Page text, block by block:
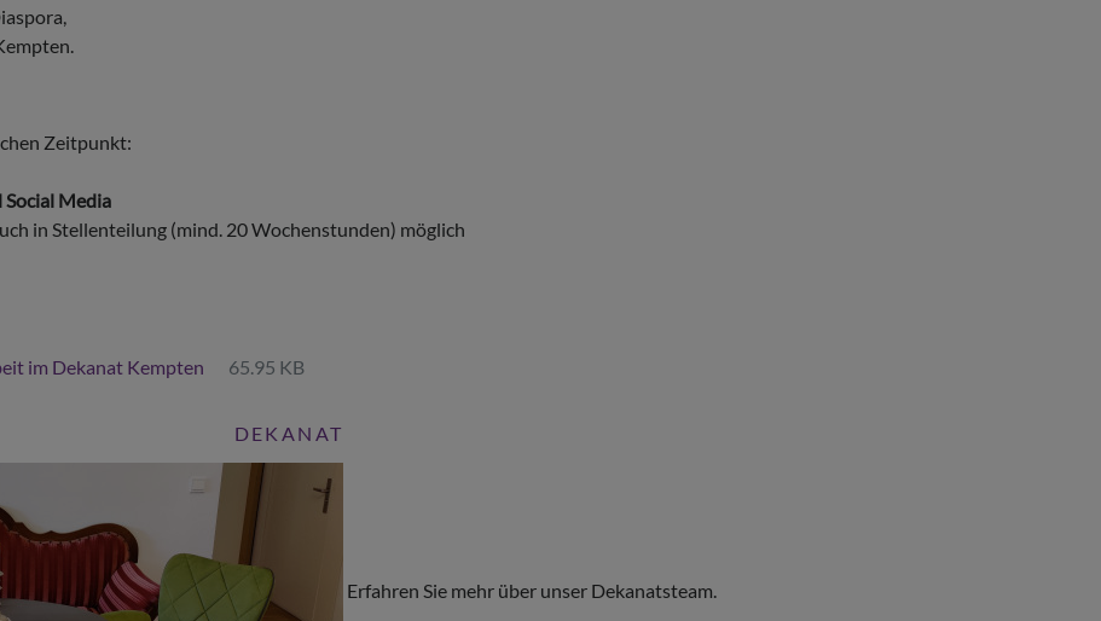
Zeitpunkt:
Media
in Stellenteilung (mind. 20 Wochenstunden) möglich
im Dekanat Kempten 65.95 KB
DEKANAT
Erfahren Sie mehr über unser Dekanatsteam.